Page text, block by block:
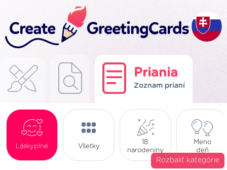
Priania
Zoznam prianí
Láskyplné Všetky
18.
narodeniny
Meno
deň
Rozbaliť kategórie